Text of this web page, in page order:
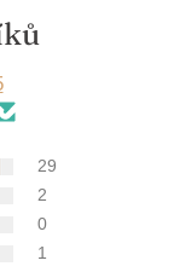
29
2
0
1